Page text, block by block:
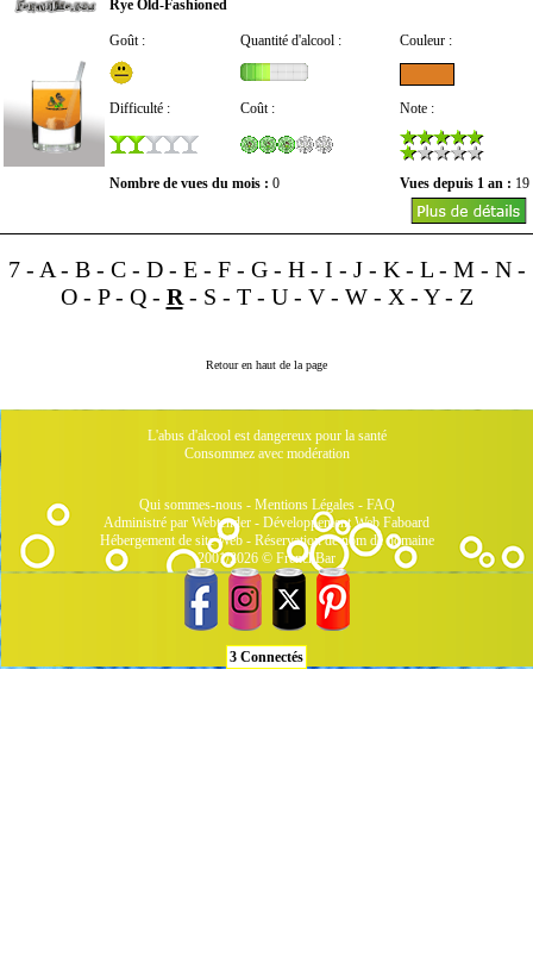
Rye Old-Fashioned
Goût : Quantité d'alcool : Couleur :
Difficulté : Coût : Note :
Nombre de vues du mois : 0 Vues depuis 1 an : 19
7- A- B- C- D- E- F- G- H- I - J- K- L- M- N-
O- P- Q- R - S - T- U- V- W- X- Y- Z
Retour en haut de la page
L'abus d'alcool est dangereux pour la santé
Consommez avec modération
Qui sommes-nous- Mentions Légales- FAQ
Administré par Webtender - Développement Web Faboard
Hébergement de site Web- Réservation de nom de domaine
2001/2026 © FrenchBar
3 Connectés